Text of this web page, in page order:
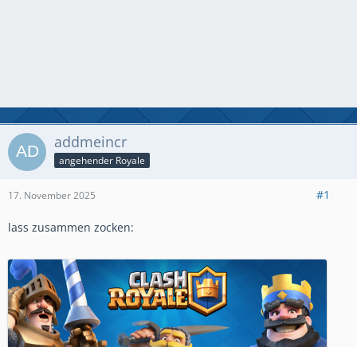
addmeincr
angehender Royale
17. November 2025 #1
lass zusammen zocken: